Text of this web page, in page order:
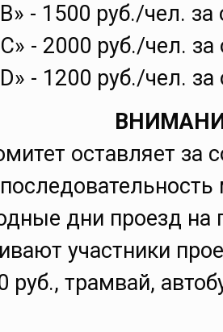
- 1500 руб./чел.
- 2000 руб./чел.
- 1200 руб./чел.
оставляет за
дни проезд на
участники
руб., трамвай,